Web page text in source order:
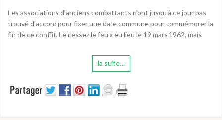
Les associations d’anciens combattants n’ont jusqu’à ce jour pas
trouvé d’accord pour fixer une date commune pour commémorer la
fin de ce conflit. Le cessez le feu a eu lieu le 19 mars 1962, mais
la suite…